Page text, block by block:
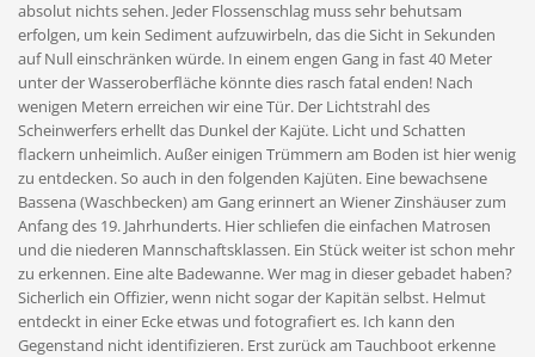
absolut nichts sehen. Jeder Flossenschlag muss sehr behutsam
erfolgen, um kein Sediment aufzuwirbeln, das die Sicht in Sekunden
auf Null einschränken würde. In einem engen Gang in fast 40 Meter
unter der Wasseroberfläche könnte dies rasch fatal enden! Nach
wenigen Metern erreichen wir eine Tür. Der Lichtstrahl des
Scheinwerfers erhellt das Dunkel der Kajüte. Licht und Schatten
flackern unheimlich. Außer einigen Trümmern am Boden ist hier wenig
zu entdecken. So auch in den folgenden Kajüten. Eine bewachsene
Bassena (Waschbecken) am Gang erinnert an Wiener Zinshäuser zum
Anfang des 19. Jahrhunderts. Hier schliefen die einfachen Matrosen
und die niederen Mannschaftsklassen. Ein Stück weiter ist schon mehr
zu erkennen. Eine alte Badewanne. Wer mag in dieser gebadet haben?
Sicherlich ein Offizier, wenn nicht sogar der Kapitän selbst. Helmut
entdeckt in einer Ecke etwas und fotografiert es. Ich kann den
Gegenstand nicht identifizieren. Erst zurück am Tauchboot erkenne